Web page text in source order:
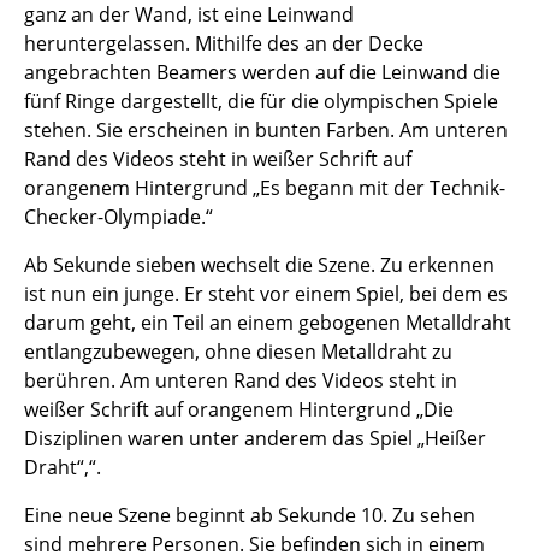
ganz an der Wand, ist eine Leinwand
heruntergelassen. Mithilfe des an der Decke
angebrachten Beamers werden auf die Leinwand die
fünf Ringe dargestellt, die für die olympischen Spiele
stehen. Sie erscheinen in bunten Farben. Am unteren
Rand des Videos steht in weißer Schrift auf
orangenem Hintergrund „Es begann mit der Technik-
Checker-Olympiade.“
Ab Sekunde sieben wechselt die Szene. Zu erkennen
ist nun ein junge. Er steht vor einem Spiel, bei dem es
darum geht, ein Teil an einem gebogenen Metalldraht
entlangzubewegen, ohne diesen Metalldraht zu
berühren. Am unteren Rand des Videos steht in
weißer Schrift auf orangenem Hintergrund „Die
Disziplinen waren unter anderem das Spiel „Heißer
Draht“,“.
Eine neue Szene beginnt ab Sekunde 10. Zu sehen
sind mehrere Personen. Sie befinden sich in einem